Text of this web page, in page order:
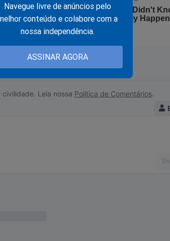
Navegue livre de anúncios pelo
conteúdo e colabore com a
nossa independência.
ASSINAR AGORA
tentou esconder. Detalhes e revelações
"O Homem Mais Desonesto